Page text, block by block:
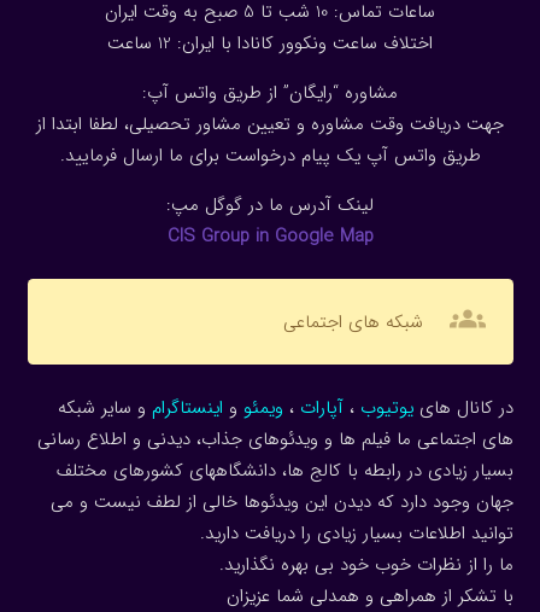
ساعات تماس: 10 شب تا 5 صبح به وقت ایران
اختلاف ساعت ونکوور کانادا با ایران: 1 2 ساعت
مشاوره “رایگان” از طریق واتس آپ:
جهت دریافت وقت مشاوره و تعیین مشاور تحصیلی، لطفا ابتدا از
طریق واتس آپ یک پیام درخواست برای ما ارسال فرمایید.
لینک آدرس ما در گوگل مپ:
CIS Group in Google Map
groups شبکه های اجتماعی
در کانال هاییوتیوب ، آپارات ، ویمئو و اینستاگرام و سایر شبکه
های اجتماعی ما فیلم ها و ویدئوهای جذاب، دیدنی و اطلاع رسانی
بسیار زیادی در رابطه با کالج ها، دانشگاههای کشورهای مختلف
جهان وجود دارد که دیدن این ویدئوها خالی از لطف نیست و می
توانید اطلاعات بسیار زیادی را دریافت دارید.
ما را از نظرات خوب خود بی بهره نگذارید.
با تشکر از همراهی و همدلی شما عزیزان